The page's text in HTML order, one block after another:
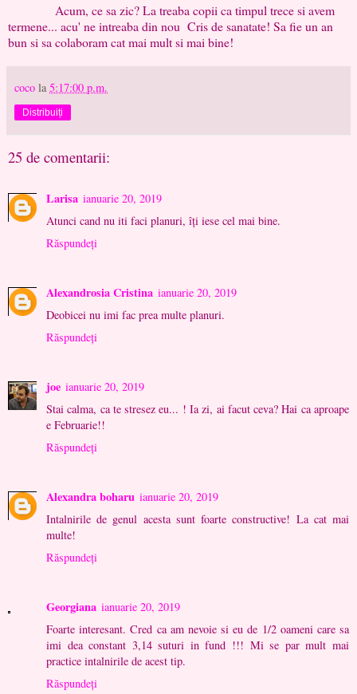
Acum, ce sa zic? La treaba copii ca timpul trece si avem
termene... acu' ne intreaba din nou Cris de sanatate! Sa fie un an
bun si sa colaboram cat mai mult si mai bine!
coco la 5:17:00 p.m.
Distribuiți
25 de comentarii:
Larisa ianuarie 20, 2019
Atunci cand nu iti faci planuri, îți iese cel mai bine.
Răspundeți
Alexandrosia Cristina ianuarie 20, 2019
Deobicei nu imi fac prea multe planuri.
Răspundeți
joe ianuarie 20, 2019
Stai calma, ca te stresez eu... ! Ia zi, ai facut ceva? Hai ca aproape
e Februarie!!
Răspundeți
Alexandra boharu ianuarie 20, 2019
Intalnirile de genul acesta sunt foarte constructive! La cat mai
multe!
Răspundeți
Georgiana ianuarie 20, 2019
Foarte interesant. Cred ca am nevoie si eu de 1/2 oameni care sa
imi dea constant 3,14 suturi in fund !!! Mi se par mult mai
practice intalnirile de acest tip.
Răspundeți